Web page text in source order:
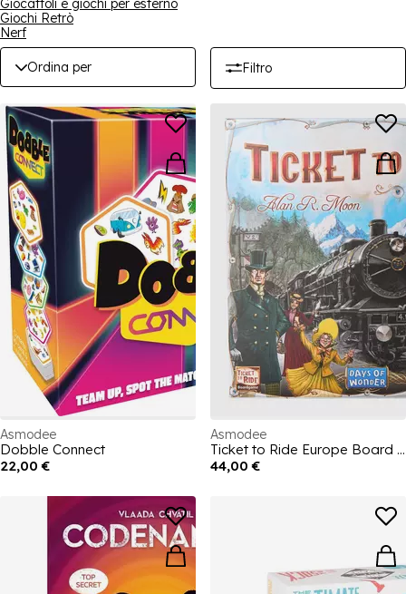
carte collezionabili e giochi da tavolo basati su programmi TV
o videogiochi. Ottimi regali per periodi festivi o compleanni,
non puoi sbagliare con un gioco Asmodee!
Giocattoli e giochi per esterno
Giochi Retrò
Nerf
Ordina per Filtro
Asmodee
Dobble Connect
22,00 €
Asmodee
Ticket to Ride Europe Board Games
44,00 €